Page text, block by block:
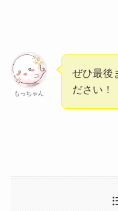
もっちゃん
ぜひ最後
ださい！